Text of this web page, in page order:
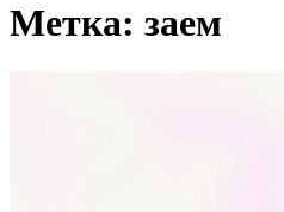
Метка: заем